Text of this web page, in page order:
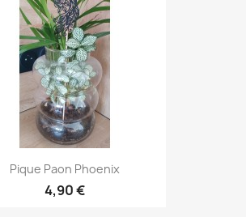
Pique Paon Phoenix
4,90 €